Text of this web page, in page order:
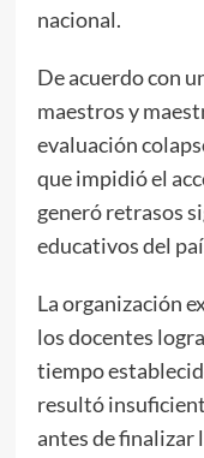
nacional.
De acuerdo con
maestros y
evaluación
que impidió el
generó retrasos
educativos del
La organización
los docentes
tiempo
resultó
antes de finalizar